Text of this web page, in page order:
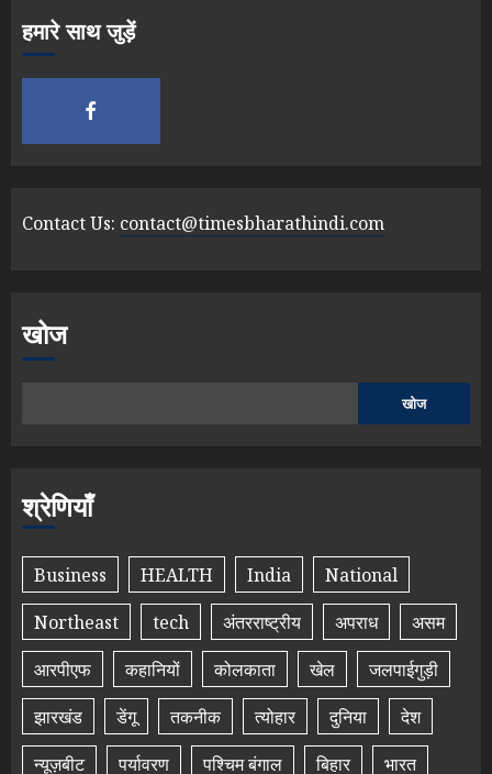
हमारे साथ जुड़ें
Contact Us: contact@timesbharathindi.com
खोज
खोज
श्रेणियाँ
Business HEALTH India
National
Northeast
tech अंतरराष्ट्रीय अपराध
असम
आरपीएफ
कहानियों कोलकाता खेल
जलपाईगुड़ी
झारखंड
डेंगू तकनीक त्योहार दुनिया
देश
न्यूज़बीट
पर्यावरण पश्चिम बंगाल बिहार भारत